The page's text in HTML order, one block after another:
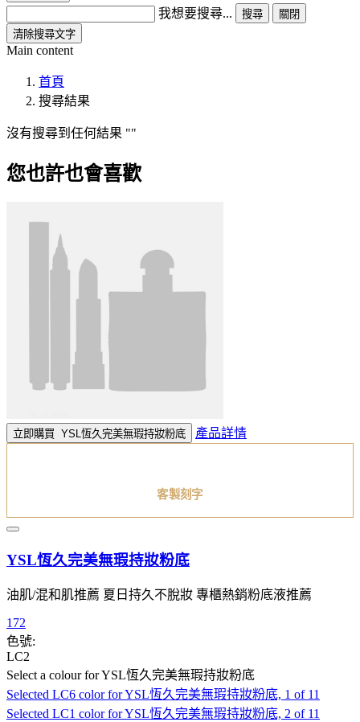
我想要搜尋... 搜尋
關閉
清除搜尋文字
Main content
首頁
搜尋結果
沒有搜尋到任何結果
您也許也會喜歡
立即購買 YSL恆久完美無瑕持妝粉底 產品詳情
客製刻字
YSL恆久完美無瑕持妝粉底
油肌/混和肌推薦 夏日持久不脫妝 專櫃熱銷粉底液推薦
172
色號:
LC2
Select a colourfor YSL恆久完美無瑕持妝粉底
Selected LC6 color for YSL恆久完美無瑕持妝粉底, 1 of 11
Selected LC1 color for YSL恆久完美無瑕持妝粉底, 2 of 11